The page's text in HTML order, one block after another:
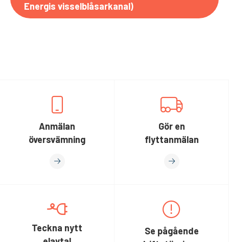
Energis visselblåsarkanal)
Anmälan
översvämning
Gör en
flyttanmälan
Teckna nytt
Se pågående